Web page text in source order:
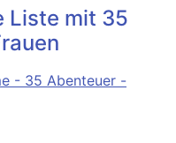
Liste mit 35